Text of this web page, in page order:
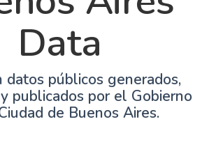
Data
datos públicos generados,
publicados por el Gobierno
de Buenos Aires.